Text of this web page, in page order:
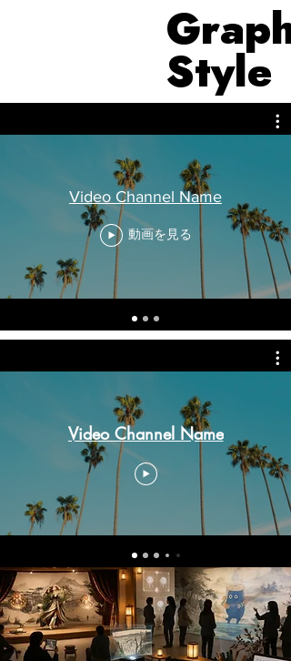
Style
Video Channel Name
動画を見る
Video Channel Name